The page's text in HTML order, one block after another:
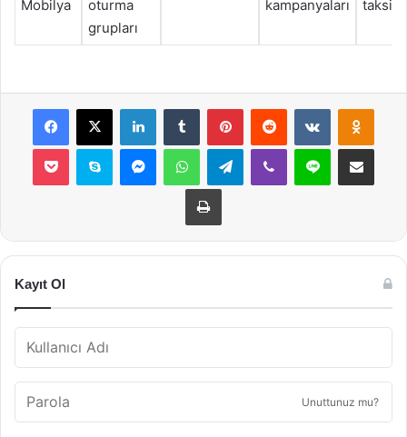
Mobilya
oturma
grupları
kampanyaları
taksit
Facebook
X LinkedInTumblr PinterestReddit VKontakte
Pocket Skype MessengerWhatsAppTelegramViber Line E-Posta ile
Yazdır
Kayıt Ol
Unuttunuz mu?